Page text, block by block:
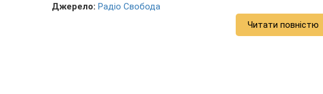
Джерело: Радіо Свобода
Читати повністю